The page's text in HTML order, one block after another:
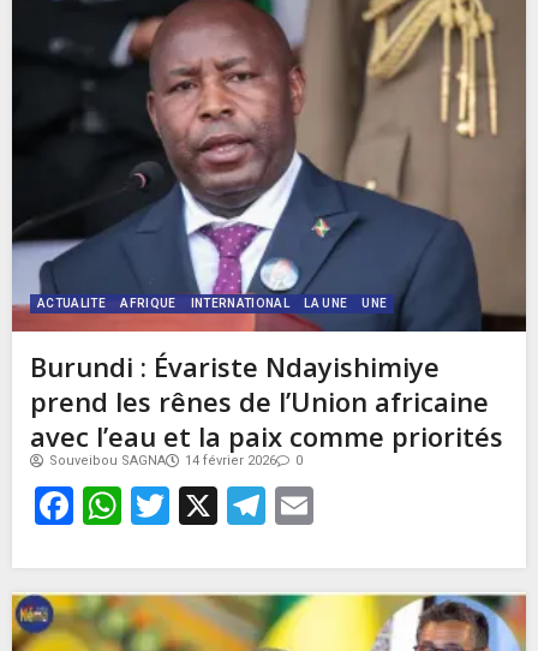
ACTUALITE AFRIQUE INTERNATIONAL LA UNE UNE
Burundi : Évariste Ndayishimiye
prend les rênes de l’Union africaine
avec l’eau et la paix comme priorités
Souveibou SAGNA 14 février 2026 0
Facebook
WhatsApp
Twitter
X Telegram